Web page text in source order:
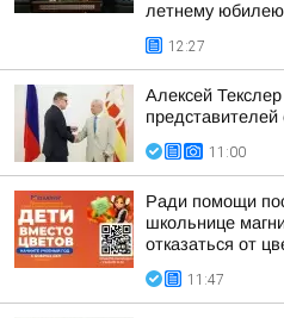
летнему юбилею
12:27
Алексей
представителей
11:00
Ради помощи
школьнице
отказаться от
11:47